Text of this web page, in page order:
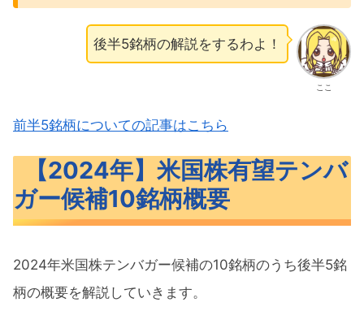
ここ
後半5銘柄の解説をするわよ！
前半5銘柄についての記事はこちら
【2024年】米国株有望テンバ
ガー候補10銘柄概要
2024年米国株テンバガー候補の10銘柄のうち後半5銘
柄の概要を解説していきます。